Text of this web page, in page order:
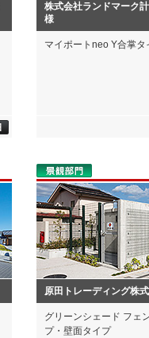
株式会社ランドマーク
様
マイポートneo Y合掌タ
原田トレーディング株
グリーンシェード フェ
プ・壁面タイプ